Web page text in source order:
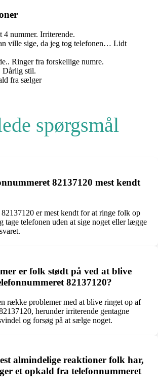
4 nummer. Irriterende.
ville sige, da jeg tog telefonen… Lidt
Ringer fra forskellige numre.
Dårlig stil.
fra sælger
spørgsmål
82137120 mest kendt
er mest kendt for at ringe folk op
tage telefonen uden at sige noget eller lægge
er folk stødt på ved at blive
82137120?
række problemer med at blive ringet op af
herunder irriterende gentagne
og forsøg på at sælge noget.
almindelige reaktioner folk har,
et opkald fra telefonnummeret